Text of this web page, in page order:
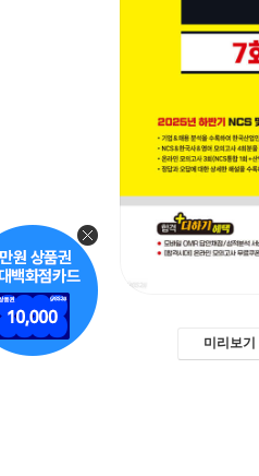
미리보기